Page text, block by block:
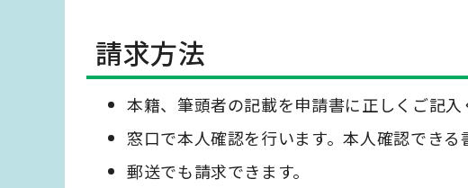
請求方法
本籍、筆頭者の記載を申請書に正しくご記入
窓口で本人確認を行います。本人確認できる
郵送でも請求できます。